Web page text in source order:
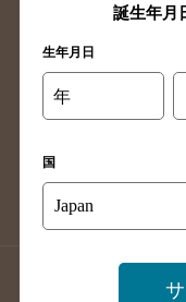
高知県のバ
長崎県のバ
店舗登録方法のご
誕生年月
生年月日
年
国